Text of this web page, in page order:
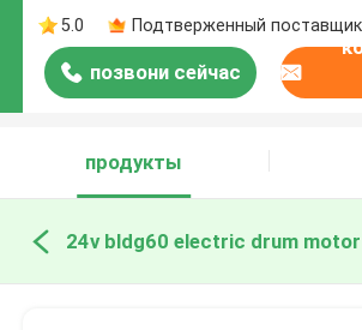
5.0
Подтверженный поставщик
позвони сейчас
продукты